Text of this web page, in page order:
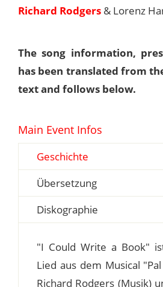
Richard Rodgers & Lorenz
The song information,
has been translated from
text and follows below.
Main Event Infos
Geschichte
Übersetzung
Diskographie
"I Could Write a Book"
Lied aus dem Musical
Richard Rodgers (Musik)